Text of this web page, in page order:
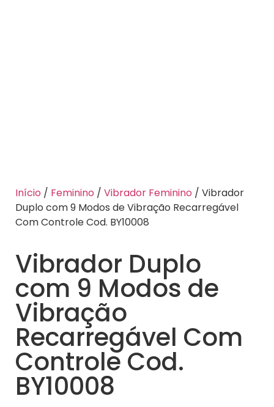
Início / Feminino / Vibrador Feminino / Vibrador
Duplo com 9 Modos de Vibração Recarregável
Com Controle Cod. BY10008
Vibrador Duplo
com 9 Modos de
Vibração
Recarregável Com
Controle Cod.
BY10008